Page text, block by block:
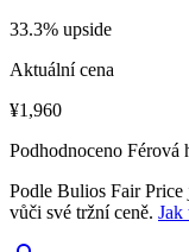
33.3% upside
Aktuální cena
¥1,960
Podhodnoceno Férová
Podle Bulios Fair Price
vůči své tržní ceně. Jak